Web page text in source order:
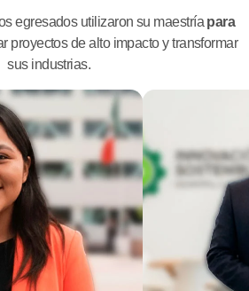
egresados utilizaron su maestría para
proyectos de alto impacto y transformar
sus industrias.